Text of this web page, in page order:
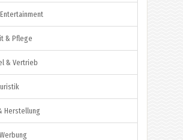
& Pflege
& Vertrieb
Herstellung